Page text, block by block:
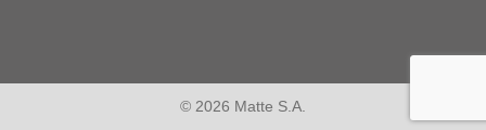
© 2026 Matte S.A.